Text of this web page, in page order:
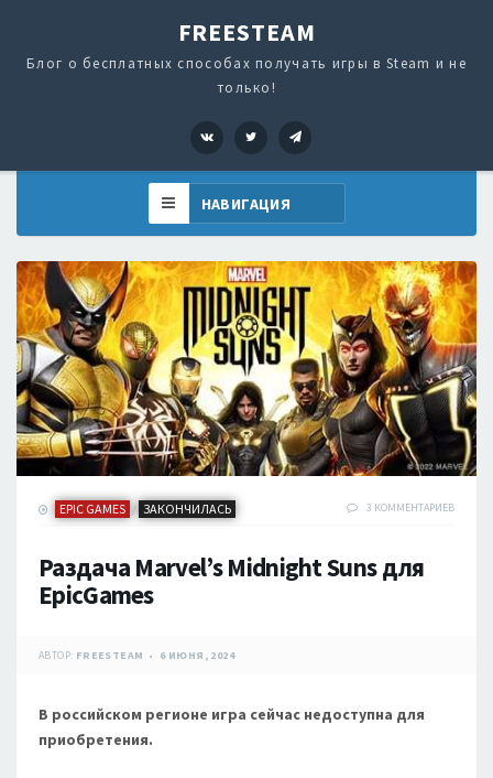
FREESTEAM
Блог о бесплатных способах получать игры в Steam и не
только!
VK Twitter
EPIC GAMES / ЗАКОНЧИЛАСЬ 3 КОММЕНТАРИЕВ
Раздача Marvel’s Midnight Suns для
EpicGames
АВТОР: FREESTEAM 6 ИЮНЯ, 2024
В российском регионе игра сейчас недоступна для
приобретения.